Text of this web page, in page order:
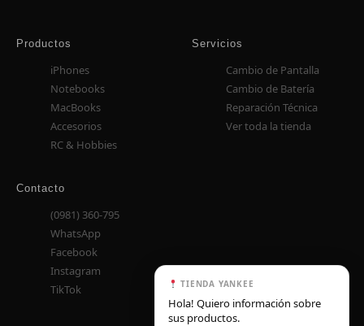
TIENDA YANKEE
Hola! Quiero información sobre
sus productos.
Productos
iPhones
Notebooks
MacBooks
Accesorios
RC & Hobbies
Servicios
Cambio de Pantalla
Cambio de Batería
Reparación Técnica
Ver toda la tienda
Contacto
(0981) 360-795
WhatsApp
Facebook
Instagram
TikTok